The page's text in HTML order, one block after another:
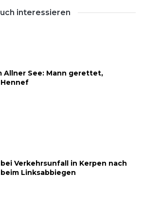
interessieren
Allner See: Mann gerettet,
Verkehrsunfall in Kerpen nach
Linksabbiegen